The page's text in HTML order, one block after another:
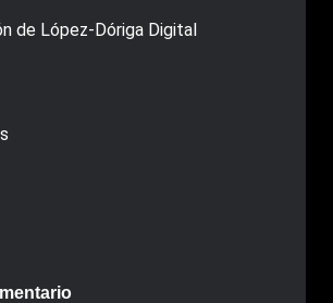
de López-Dóriga Digital